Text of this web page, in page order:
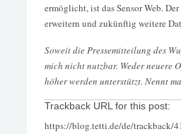
ermöglicht, ist das Sensor Web.
erweitern und zukünftig weitere
Soweit die Pressemitteilung des
mich nicht nutzbar. Weder neuere
höher werden unterstützt. Nennt
Trackback URL for this post:
https://blog.tetti.de/de/trackback/